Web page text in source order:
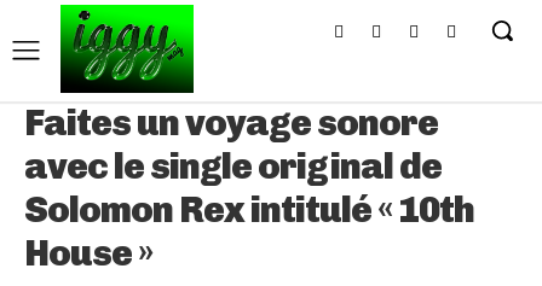
Faites un voyage sonore
avec le single original de
Solomon Rex intitulé « 10th
House »